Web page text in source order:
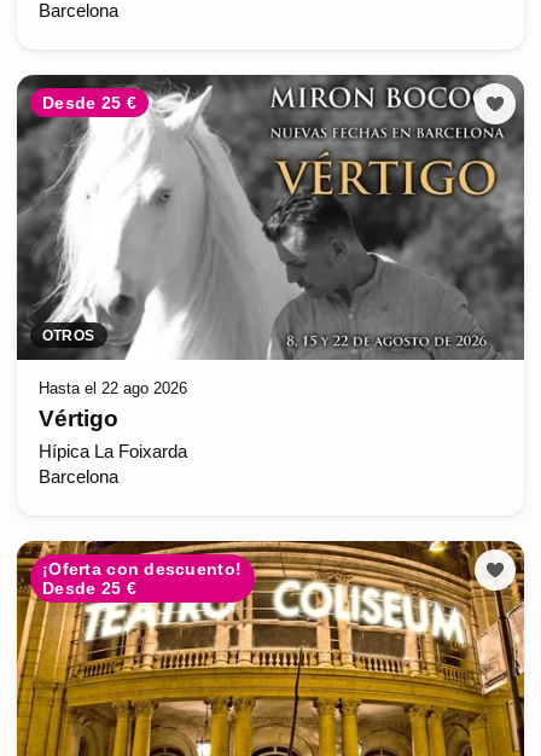
Barcelona
Desde 25 €
OTROS
Hasta el 22 ago 2026
Vértigo
Hípica La Foixarda
Barcelona
¡Oferta con descuento!
Desde 25 €